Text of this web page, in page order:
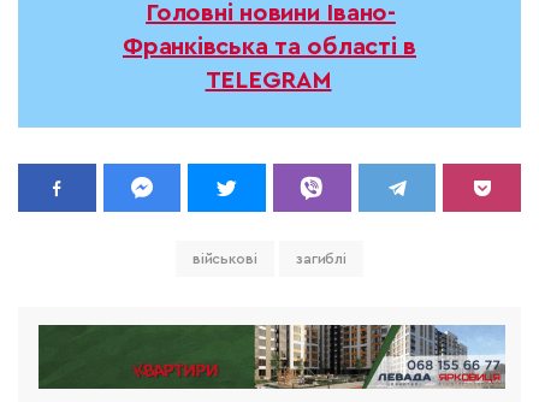
Головні новини Івано-
Франківська та області в
TELEGRAM
військові загиблі